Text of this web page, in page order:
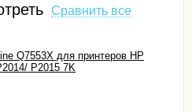
Сравнить все
Q7553X для принтеров HP
P2015 7K